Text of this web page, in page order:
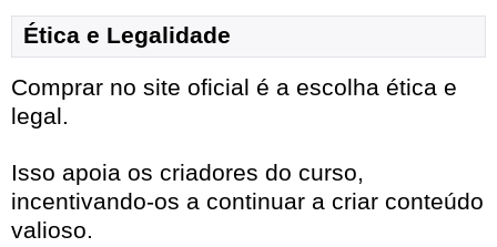
Ética e Legalidade
Comprar no site oficial é a escolha ética e
legal.
Isso apoia os criadores do curso,
incentivando-os a continuar a criar conteúdo
valioso.